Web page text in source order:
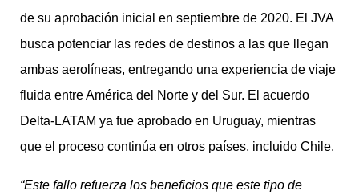
de su aprobación inicial en septiembre de 2020. El JVA
busca potenciar las redes de destinos a las que llegan
ambas aerolíneas, entregando una experiencia de viaje
fluida entre América del Norte y del Sur. El acuerdo
Delta-LATAM ya fue aprobado en Uruguay, mientras
que el proceso continúa en otros países, incluido Chile.
“Este fallo refuerza los beneficios que este tipo de